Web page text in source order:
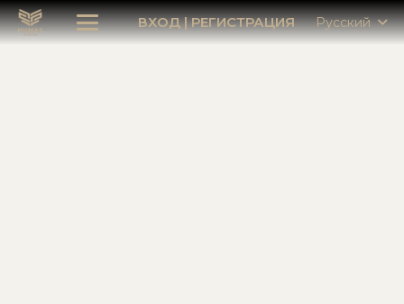
ВХОД|РЕГИСТРАЦИЯ Русский